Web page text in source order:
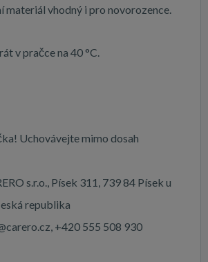
materiál vhodný i pro novorozence.
v pračce na 40 °C.
Uchovávejte mimo dosah
s.r.o., Písek 311, 739 84 Písek u
republika
+420 555 508 930